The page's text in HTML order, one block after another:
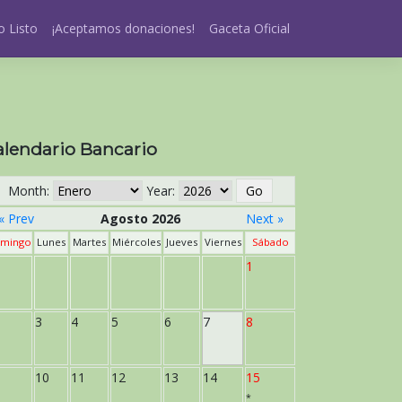
Listo ¡Aceptamos donaciones! Gaceta Oficial
Bancario
Month:
Year:
« Prev
Agosto 2026 Next »
Lunes Martes Miércoles Jueves Viernes Sábado
1
3 4 5 6 7 8
10 11 12 13 14 15
*